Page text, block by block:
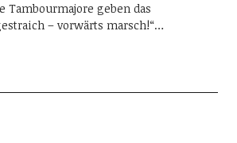
Tambourmajore geben das
– vorwärts marsch!“…